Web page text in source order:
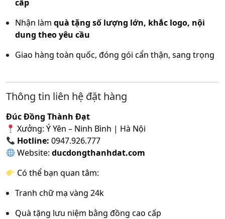
cấp
Nhận làm quà tặng số lượng lớn, khắc logo, nội
dung theo yêu cầu
Giao hàng toàn quốc, đóng gói cẩn thận, sang trọng
Thông tin liên hệ đặt hàng
Đúc Đồng Thành Đạt
Xưởng: Ý Yên – Ninh Bình | Hà Nội
Hotline: 0947.926.777
Website:ducdongthanhdat.com
Có thể bạn quan tâm:
Tranh chữ mạ vàng 24k
Quà tặng lưu niệm bằng đồng cao cấp